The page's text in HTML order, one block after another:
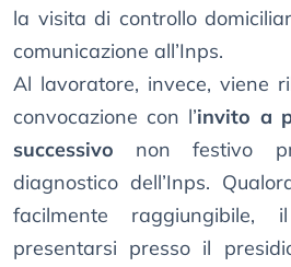
la visita di controllo
comunicazione all’Inps.
Al lavoratore, invece, viene
convocazione con l’invito a
successivo non festivo
diagnostico dell’Inps.
facilmente raggiungibile,
presentarsi presso il